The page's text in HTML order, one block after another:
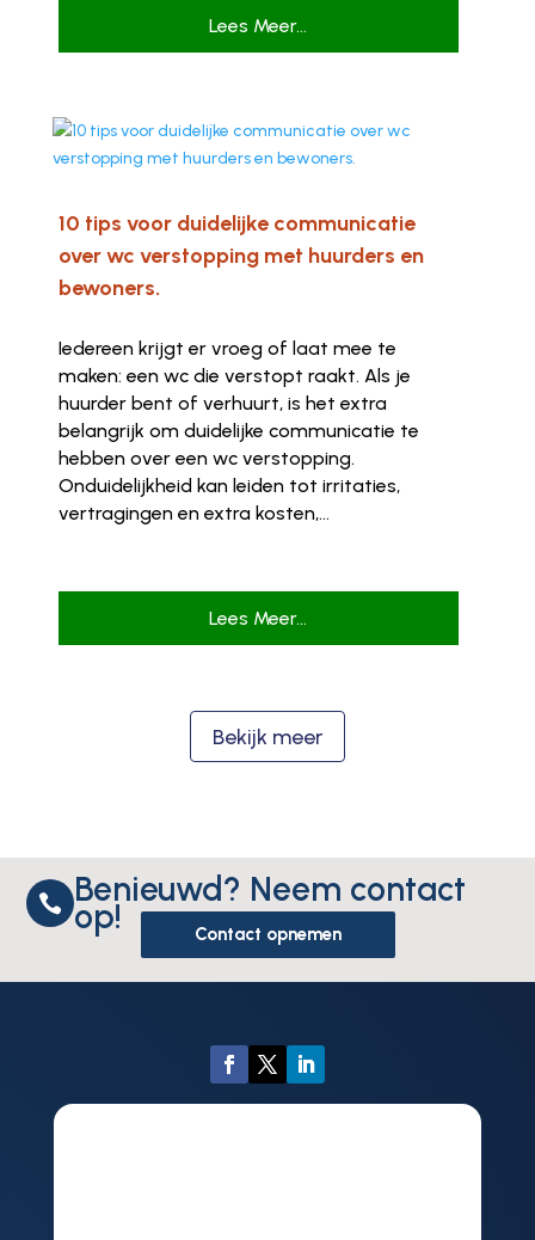
Lees Meer...
10 tips voor duidelijke communicatie
over wc verstopping met huurders en
bewoners.
Iedereen krijgt er vroeg of laat mee te
maken: een wc die verstopt raakt. Als je
huurder bent of verhuurt, is het extra
belangrijk om duidelijke communicatie te
hebben over een wc verstopping.
Onduidelijkheid kan leiden tot irritaties,
vertragingen en extra kosten,...
Lees Meer...
Bekijk meer
 Benieuwd? Neem contact
op! Contact opnemen